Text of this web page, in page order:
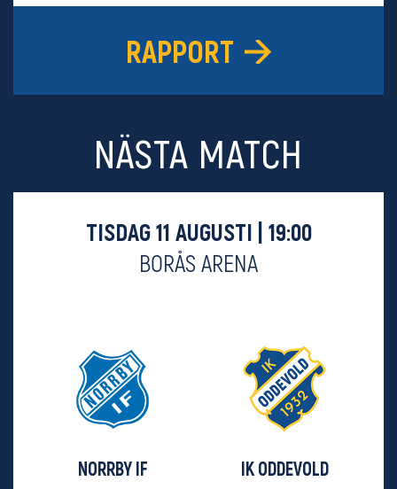
RAPPORT
NÄSTA MATCH
TISDAG 11 AUGUSTI | 19:00
BORÅS ARENA
NORRBY IF IK ODDEVOLD